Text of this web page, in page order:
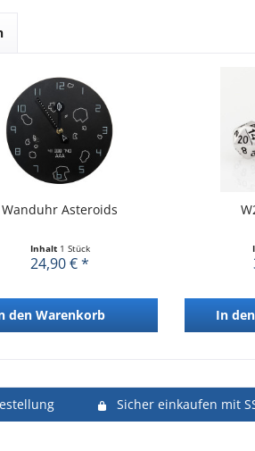
Wanduhr Asteroids
Inhalt 1 Stück
24,90 € *
den Warenkorb In den
Sicher einkaufen mit